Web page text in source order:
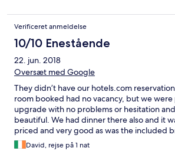
Verificeret anmeldelse
10/10 Enestående
22. jun. 2018
Oversæt med Google
They didn’t have our hotels.com
room booked had no vacancy, but we
upgrade with no problems or hesitation
beautiful. We had dinner there also and it
priced and very good as was the included
place to stay.
David, rejse på 1 nat